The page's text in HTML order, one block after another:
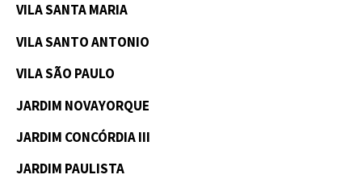
VILA SANTA MARIA
VILA SANTO ANTONIO
VILA SÃO PAULO
JARDIM NOVAYORQUE
JARDIM CONCÓRDIA III
JARDIM PAULISTA